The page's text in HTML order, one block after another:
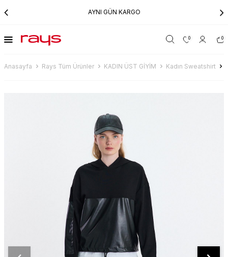
AYNI GÜN KARGO
0 0
Anasayfa Rays Tüm Ürünler KADIN ÜST GİYİM Kadın Sweatshirt